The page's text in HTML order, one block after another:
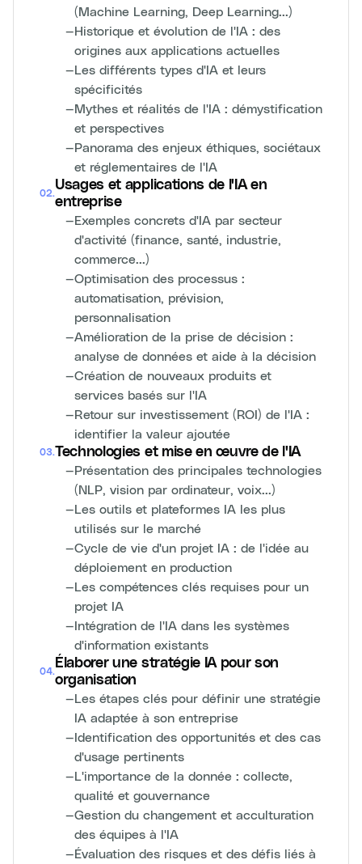
(Machine Learning, Deep Learning...)
—Historique et évolution de l'IA : des
origines aux applications actuelles
—Les différents types d'IA et leurs
spécificités
—Mythes et réalités de l'IA : démystification
et perspectives
—Panorama des enjeux éthiques, sociétaux
et réglementaires de l'IA
02.
Usages et applications de l'IA en
entreprise
—Exemples concrets d'IA par secteur
d'activité (finance, santé, industrie,
commerce...)
—Optimisation des processus :
automatisation, prévision,
personnalisation
—Amélioration de la prise de décision :
analyse de données et aide à la décision
—Création de nouveaux produits et
services basés sur l'IA
—Retour sur investissement (ROI) de l'IA :
identifier la valeur ajoutée
03.Technologies et mise en œuvre de l'IA
—Présentation des principales technologies
(NLP, vision par ordinateur, voix...)
—Les outils et plateformes IA les plus
utilisés sur le marché
—Cycle de vie d'un projet IA : de l'idée au
déploiement en production
—Les compétences clés requises pour un
projet IA
—Intégration de l'IA dans les systèmes
d'information existants
04.
Élaborer une stratégie IA pour son
organisation
—Les étapes clés pour définir une stratégie
IA adaptée à son entreprise
—Identification des opportunités et des cas
d'usage pertinents
—L'importance de la donnée : collecte,
qualité et gouvernance
—Gestion du changement et acculturation
des équipes à l'IA
—Évaluation des risques et des défis liés à